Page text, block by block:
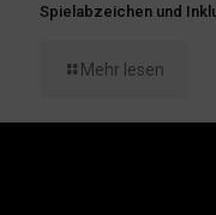
Spielabzeichen und
Mehr lesen